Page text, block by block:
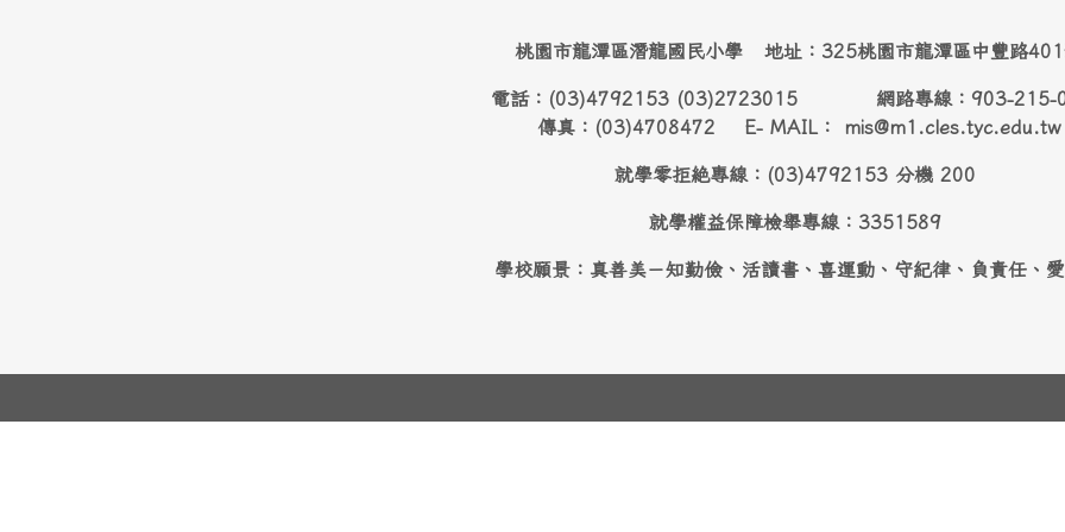
桃園市龍潭區潛龍國民小學 地址：325桃園市龍潭區中豐路
電話：(03)4792153 (03)2723015 網路專線：903-215-
傳真：(03)4708472 E- MAIL： mis@m1.cles.tyc.edu.tw
就學零拒絶專線：(03)4792153 分機 200
就學權益保障檢舉專線：3351589
學校願景：真善美－知勤儉、活讀書、喜運動、守紀律、負責任、